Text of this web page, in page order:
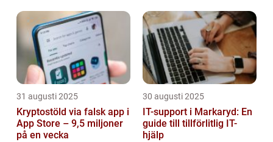
31 augusti 2025
Kryptostöld via falsk app i
App Store – 9,5 miljoner
på en vecka
30 augusti 2025
IT-support i Markaryd: En
guide till tillförlitlig IT-
hjälp